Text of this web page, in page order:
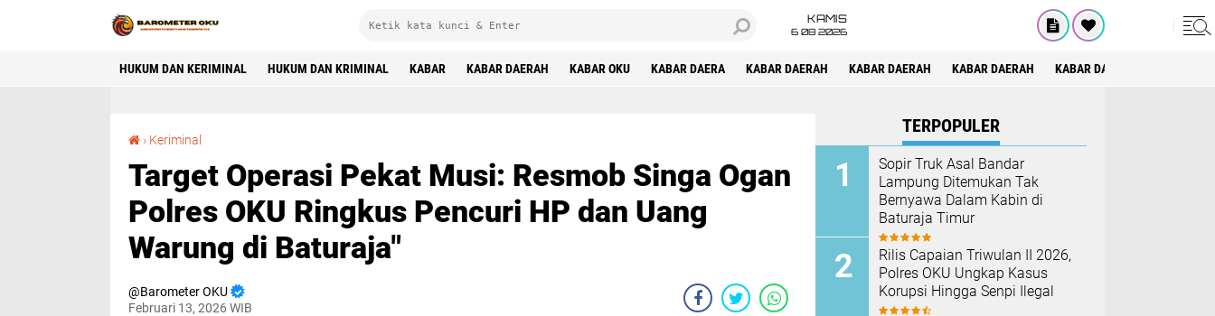
KAMIS
6 08 2026
HUKUM DAN KERIMINAL HUKUM DAN KRIMINAL KABAR KABAR DAERAH KABAR OKU KABAR DAERA KABAR DAERAH KABAR DAERAH KABAR DAERAH KABAR DAERAH
› Keriminal
Target Operasi Pekat Musi: Resmob Singa Ogan
Polres OKU Ringkus Pencuri HP dan Uang
Warung di Baturaja"
Barometer OKU
Februari 13, 2026 WIB
TERPOPULER
Sopir Truk Asal Bandar
Lampung Ditemukan Tak
Bernyawa Dalam Kabin di
Baturaja Timur
Rilis Capaian Triwulan II 2026,
Polres OKU Ungkap Kasus
Korupsi Hingga Senpi Ilegal